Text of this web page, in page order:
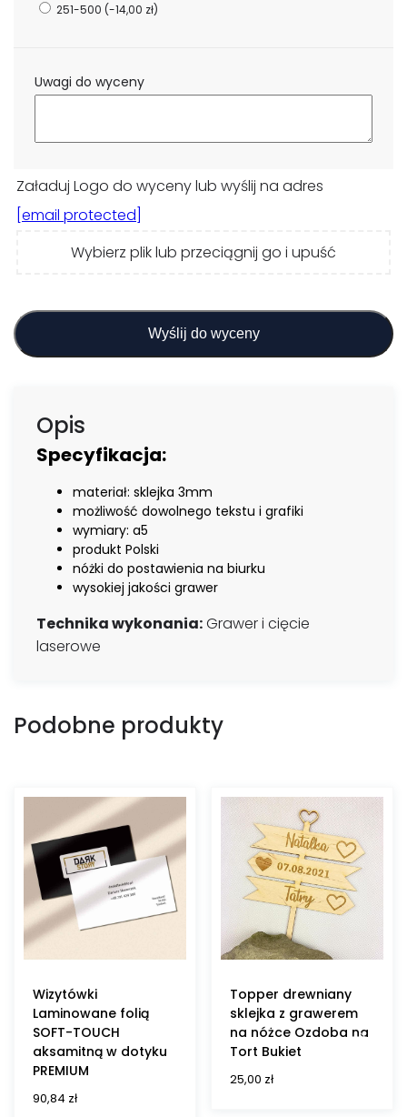
251-500 (-14,00 zł)
Uwagi do wyceny
Załaduj Logo do wyceny lub wyślij na adres
[email protected]
Wybierz plik lub przeciągnij go i upuść
Wyślij do wyceny
Opis
Specyfikacja:
materiał: sklejka 3mm
możliwość dowolnego tekstu i grafiki
wymiary: a5
produkt Polski
nóżki do postawienia na biurku
wysokiej jakości grawer
Technika wykonania:Grawer i cięcie
laserowe
Podobne produkty
Wizytówki
Laminowane folią
SOFT-TOUCH
aksamitną w dotyku
PREMIUM
90,84 zł
Topper drewniany
sklejka z grawerem
na nóżce Ozdoba na
Tort Bukiet
25,00 zł